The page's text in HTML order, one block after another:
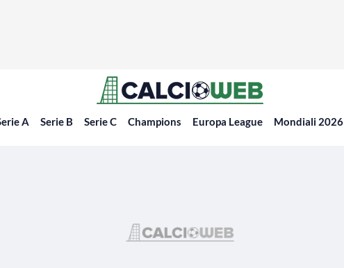
A Serie B Serie C Champions Europa League Mondiali 2026